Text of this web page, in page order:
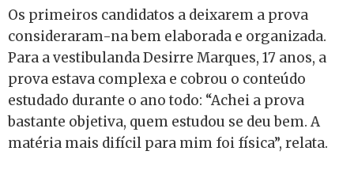
Os primeiros candidatos a deixarem a prova
consideraram-na bem elaborada e organizada.
Para a vestibulanda Desirre Marques, 17 anos, a
prova estava complexa e cobrou o conteúdo
estudado durante o ano todo: “Achei a prova
bastante objetiva, quem estudou se deu bem. A
matéria mais difícil para mim foi física”, relata.